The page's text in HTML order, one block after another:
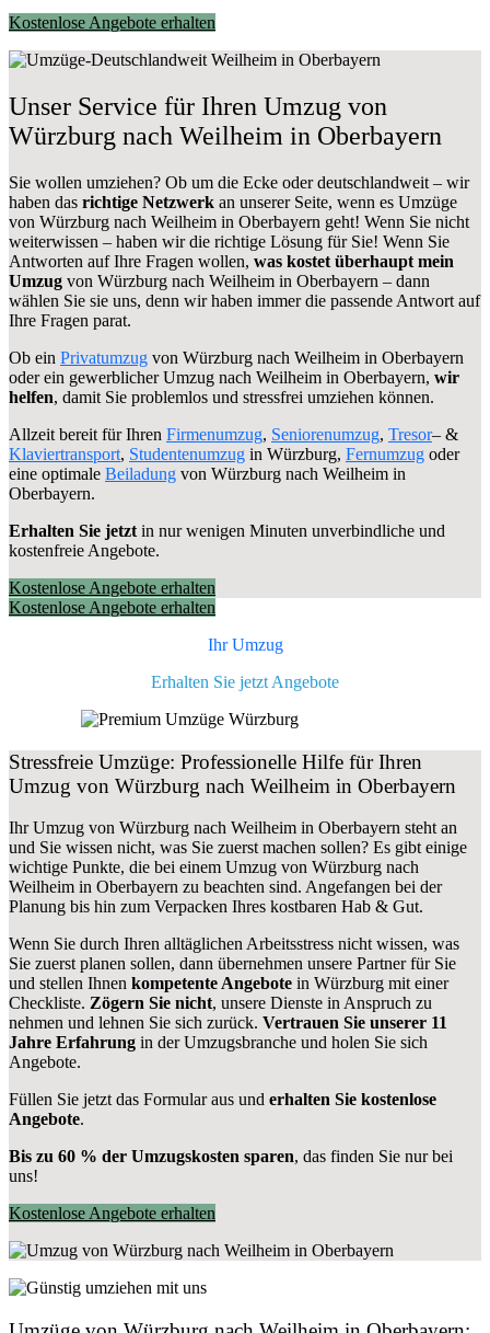
Kostenlose Angebote erhalten
Unser Service für Ihren Umzug von
Würzburg nach Weilheim in Oberbayern
Sie wollen umziehen? Ob um die Ecke oder deutschlandweit – wir
haben das richtige Netzwerk an unserer Seite, wenn es Umzüge
von Würzburg nach Weilheim in Oberbayern geht! Wenn Sie nicht
weiterwissen – haben wir die richtige Lösung für Sie! Wenn Sie
Antworten auf Ihre Fragen wollen, was kostet überhaupt mein
Umzug von Würzburg nach Weilheim in Oberbayern – dann
wählen Sie sie uns, denn wir haben immer die passende Antwort auf
Ihre Fragen parat.
Ob ein Privatumzug von Würzburg nach Weilheim in Oberbayern
oder ein gewerblicher Umzug nach Weilheim in Oberbayern, wir
helfen, damit Sie problemlos und stressfrei umziehen können.
Allzeit bereit für Ihren Firmenumzug, Seniorenumzug, Tresor– &
Klaviertransport, Studentenumzug in Würzburg, Fernumzug oder
eine optimale Beiladung von Würzburg nach Weilheim in
Oberbayern.
Erhalten Sie jetzt in nur wenigen Minuten unverbindliche und
kostenfreie Angebote.
Kostenlose Angebote erhalten
Kostenlose Angebote erhalten
Ihr Umzug
Erhalten Sie jetzt Angebote
Stressfreie Umzüge: Professionelle Hilfe für Ihren
Umzug von Würzburg nach Weilheim in Oberbayern
Ihr Umzug von Würzburg nach Weilheim in Oberbayern steht an
und Sie wissen nicht, was Sie zuerst machen sollen? Es gibt einige
wichtige Punkte, die bei einem Umzug von Würzburg nach
Weilheim in Oberbayern zu beachten sind. Angefangen bei der
Planung bis hin zum Verpacken Ihres kostbaren Hab & Gut.
Wenn Sie durch Ihren alltäglichen Arbeitsstress nicht wissen, was
Sie zuerst planen sollen, dann übernehmen unsere Partner für Sie
und stellen Ihnen kompetente Angebote in Würzburg mit einer
Checkliste. Zögern Sie nicht, unsere Dienste in Anspruch zu
nehmen und lehnen Sie sich zurück. Vertrauen Sie unserer 11
Jahre Erfahrung in der Umzugsbranche und holen Sie sich
Angebote.
Füllen Sie jetzt das Formular aus und erhalten Sie kostenlose
Angebote.
Bis zu 60 % der Umzugskosten sparen, das finden Sie nur bei
uns!
Kostenlose Angebote erhalten